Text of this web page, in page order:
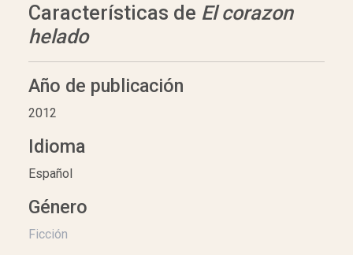
Características de El corazon
helado
Año de publicación
2012
Idioma
Español
Género
Ficción